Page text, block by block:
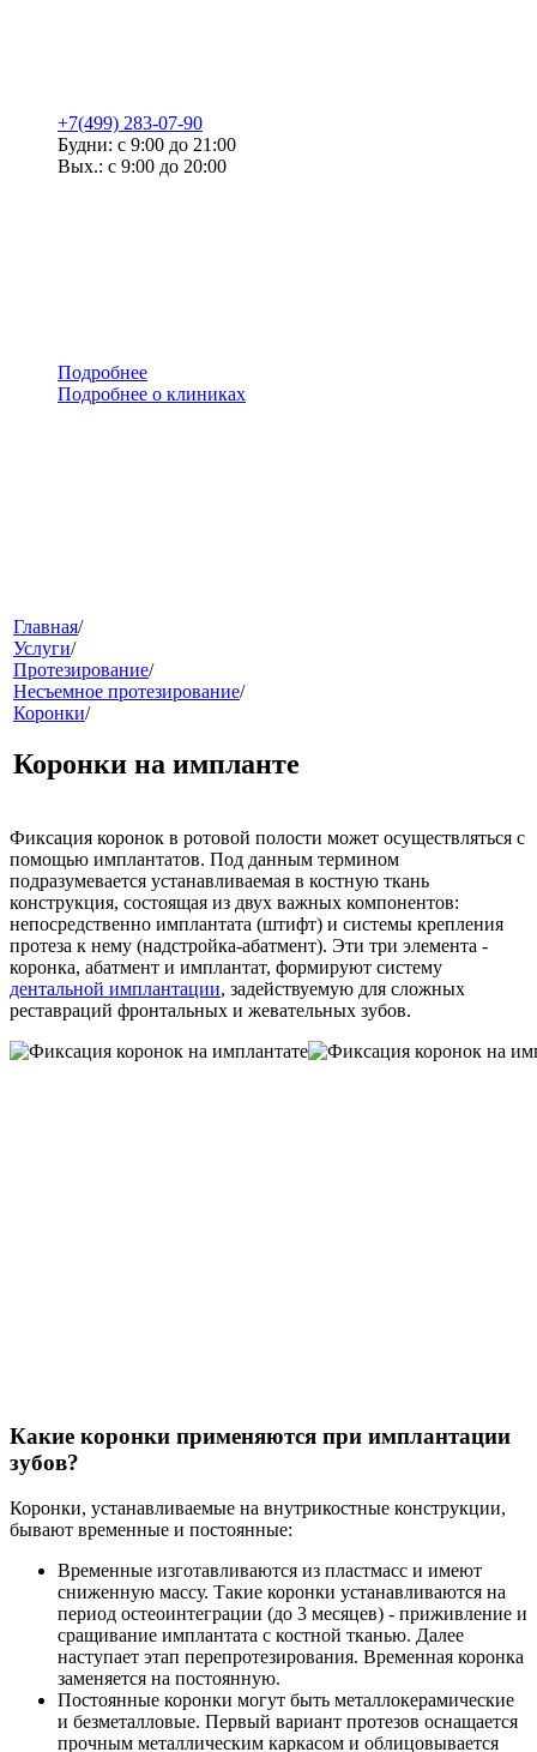
+7(499) 283-07-90
Будни: с 9:00 до 21:00
Вых.: с 9:00 до 20:00
Подробнее
Подробнее о клиниках
меню
звонок
клиники
Главная/
Услуги/
Протезирование/
Несъемное протезирование/
Коронки/
Коронки на импланте
Фиксация коронок в ротовой полости может осуществляться с
помощью имплантатов. Под данным термином
подразумевается устанавливаемая в костную ткань
конструкция, состоящая из двух важных компонентов:
непосредственно имплантата (штифт) и системы крепления
протеза к нему (надстройка-абатмент). Эти три элемента -
коронка, абатмент и имплантат, формируют систему
дентальной имплантации, задействуемую для сложных
реставраций фронтальных и жевательных зубов.
Какие коронки применяются при имплантации
зубов?
Коронки, устанавливаемые на внутрикостные конструкции,
бывают временные и постоянные:
Временные изготавливаются из пластмасс и имеют
сниженную массу. Такие коронки устанавливаются на
период остеоинтеграции (до 3 месяцев) - приживление и
сращивание имплантата с костной тканью. Далее
наступает этап перепротезирования. Временная коронка
заменяется на постоянную.
Постоянные коронки могут быть металлокерамические
и безметалловые. Первый вариант протезов оснащается
прочным металлическим каркасом и облицовывается